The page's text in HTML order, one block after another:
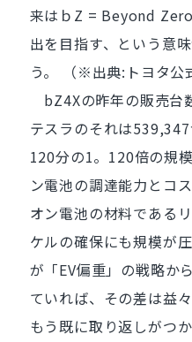
来はｂZ = Beyond
出を目指す、という意
う。 （※出典:トヨタ公
bZ4Xの昨年の販売台
テスラのそれは
120分の1。120倍の規
ン電池の調達能力とコ
オン電池の材料である
ケルの確保にも規模が
が「EV偏重」の戦略か
ていれば、その差は益
もう既に取り返しがつ